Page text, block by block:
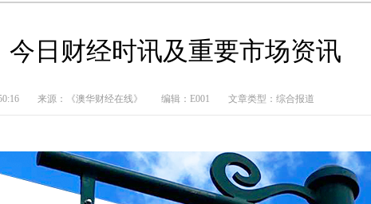
今日财经时讯及重要市场资讯
来源：《澳华财经在线》 编辑：E001 文章类型：综合报道